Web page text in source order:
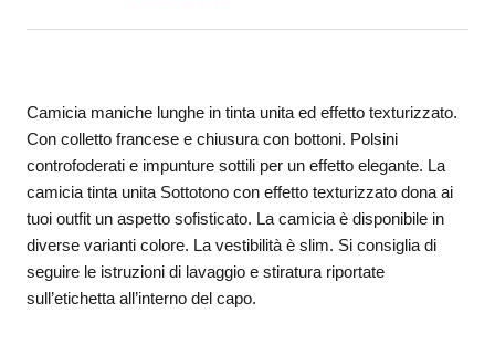
Camicia maniche lunghe in tinta unita ed effetto texturizzato.
Con colletto francese e chiusura con bottoni. Polsini
controfoderati e impunture sottili per un effetto elegante. La
camicia tinta unita Sottotono con effetto texturizzato dona ai
tuoi outfit un aspetto sofisticato. La camicia è disponibile in
diverse varianti colore. La vestibilità è slim. Si consiglia di
seguire le istruzioni di lavaggio e stiratura riportate
sull’etichetta all’interno del capo.